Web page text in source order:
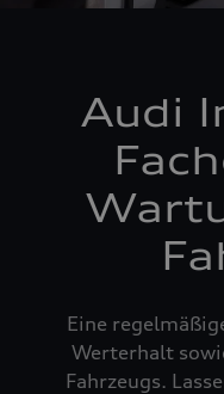
Audi
Eine
Werterhalt
Fahrzeugs.